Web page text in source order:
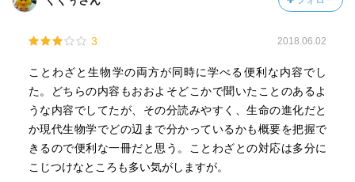
むしろ軽蔑の念が含まれているでしょう。 現在、世には
なものも多いこととは思いますが、なかには副作用もない
が効き目も疑わしい、「毒にも薬にもならぬ」ものが含ま
れていることも、否めないのではないでしょうか。 な
お、肉、魚、野菜などの多くの食品は毒にも薬にもならな
くても、栄養としてなくてはならないものです。多くの庶
民も、悪人でもなければ偉人でもない「毒にも薬にもなら
ぬ」存在ではありますが、食品のようになくてはならない
3 2018.06.02
ことわざと生物学の両方が同時に学べる便利な内容でし
た。どちらの内容もおおよそどこかで聞いたことのあるよ
うな内容でしてたが、その分読みやすく、生命の進化だと
か現代生物学でどの辺まで分かっているかも概要を把握で
きるので便利な一冊だと思う。ことわざとの対応は多分に
こじつけなところも多い気がしますが。